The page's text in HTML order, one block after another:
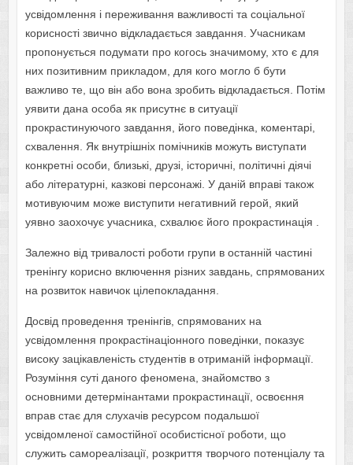
усвідомлення і переживання важливості та соціальної
корисності звично відкладається завдання. Учасникам
пропонується подумати про когось значимому, хто є для
них позитивним прикладом, для кого могло б бути
важливо те, що він або вона зробить відкладається. Потім
уявити дана особа як присутнє в ситуації
прокрастинуючого завдання, його поведінка, коментарі,
схвалення. Як внутрішніх помічників можуть виступати
конкретні особи, близькі, друзі, історичні, політичні діячі
або літературні, казкові персонажі. У даній вправі також
мотивуючим може виступити негативний герой, який
уявно заохочує учасника, схвалює його прокрастинація .
Залежно від тривалості роботи групи в останній частині
тренінгу корисно включення різних завдань, спрямованих
на розвиток навичок цілепокладання.
Досвід проведення тренінгів, спрямованих на
усвідомлення прокрастінаціонного поведінки, показує
високу зацікавленість студентів в отриманій інформації.
Розуміння суті даного феномена, знайомство з
основними детермінантами прокрастинації, освоєння
вправ стає для слухачів ресурсом подальшої
усвідомленої самостійної особистісної роботи, що
служить самореалізації, розкриття творчого потенціалу та